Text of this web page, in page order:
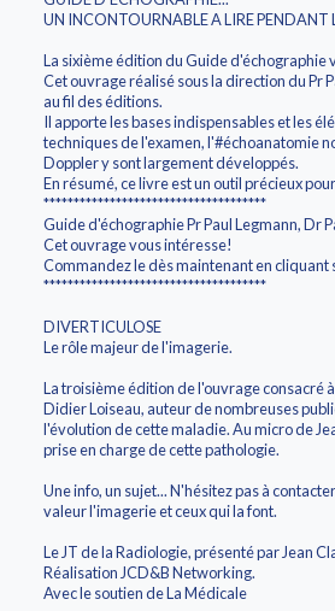
UN INCONTOURNABLE A LIRE PENDANT
La sixième édition du Guide
Cet ouvrage réalisé sous la direction du Pr
au fil des éditions.
Il apporte les bases indispensables et les
techniques de l'examen, l'#échoanatomie
Doppler y sont largement développés.
En résumé, ce livre est un outil précieux
*************************************
Guide d'échographie Pr Paul Legmann, Dr
Cet ouvrage vous intéresse!
Commandez le dès maintenant en
*************************************
DIVERTICULOSE
Le rôle majeur de l'imagerie.
La troisième édition de l'ouvrage consacré
Didier Loiseau, auteur de nombreuses
l'évolution de cette maladie. Au micro de
prise en charge de cette pathologie.
Une info, un sujet... N'hésitez pas à
valeur l'imagerie et ceux qui la font.
Le JT de la Radiologie, présenté par Jean
Réalisation JCD&B Networking.
Avec le soutien de La Médicale